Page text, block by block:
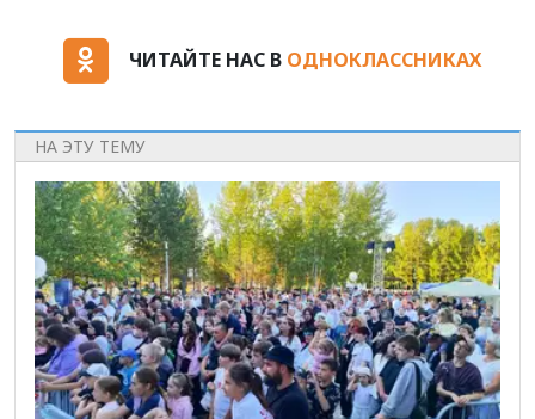
ЧИТАЙТЕ НАС В ОДНОКЛАССНИКАХ
НА ЭТУ ТЕМУ